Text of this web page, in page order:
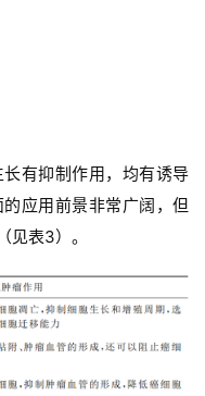
有抑制作用，均有诱导
应用前景非常广阔，但
见表3）。